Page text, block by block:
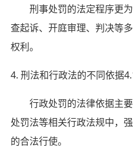
刑事处罚的法定程序更为
查起诉、开庭审理、判决等
权利。
4. 刑法和行政法的不同依据
行政处罚的法律依据主要
处罚法等相关行政法规中，
的合法行使。